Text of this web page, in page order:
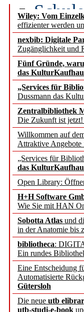
Wiley: Vom
effizienter werden
nexbib: Digitale
Zugänglichkeit und
Fünf Gründe,
das
„Services für
Dussmann das
Zentralbibliothek
Die Zukunft ist
Willkommen auf
Attraktive Angebote
„Services für
das
Open Library:
H+H Software
Wie Sie mit HAN
Sobotta Atlas und
in der Anatomie bis
bibliotheca:
Ein rundes
Eine Entscheidung
Automatisierte
Gütersloh
Die neue utb
utb-studi-e-book
Mohr
und